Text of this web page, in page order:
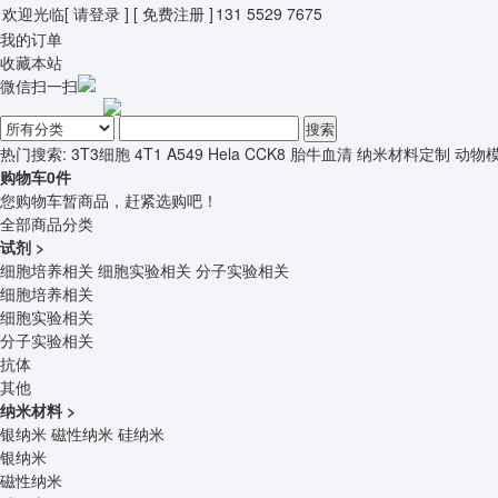
欢迎光临[ 请登录 ] [ 免费注册 ] 131 5529 7675
我的订单
收藏本站
微信扫一扫
搜索
热门搜索: 3T3细胞 4T1 A549 Hela CCK8 胎牛血清 纳米材料定制 动物
购物车0件
您购物车暂商品，赶紧选购吧！
全部商品分类
试剂 >
细胞培养相关 细胞实验相关 分子实验相关
细胞培养相关
细胞实验相关
分子实验相关
抗体
其他
纳米材料 >
银纳米 磁性纳米 硅纳米
银纳米
磁性纳米